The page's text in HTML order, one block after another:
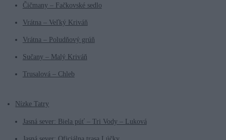
Čičmany – Fačkovské sedlo
Vrátna – Veľký Kriváň
Vrátna – Poludňový grúň
Sučany – Malý Kriváň
Trusalová – Chleb
Nízke Tatry
Jasná sever: Biela púť – Tri Vody – Luková
Jasná sever: Oficiálna trasa Lúčky